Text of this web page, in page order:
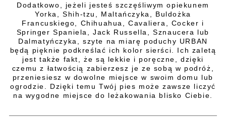
Dodatkowo, jeżeli jesteś szczęśliwym opiekunem
Yorka, Shih-tzu, Maltańczyka, Buldożka
Francuskiego, Chihuahua, Cavaliera, Cocker i
Springer Spaniela, Jack Russella, Sznaucera lub
Dalmatyńczyka, szyte na miarę poduchy URBAN
będą pięknie podkreślać ich kolor sierści. Ich zaletą
jest także fakt, że są lekkie i poręczne, dzięki
czemu z łatwością zabierzesz je ze sobą w podróż,
przeniesiesz w dowolne miejsce w swoim domu lub
ogrodzie. Dzięki temu Twój pies może zawsze liczyć
na wygodne miejsce do leżakowania blisko Ciebie.